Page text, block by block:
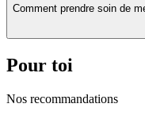
le niveau de batterie
⚡ la puissance sélectionnée
le compteur de puffs
Comment prendre soin de
Pour toi
Nos recommandations